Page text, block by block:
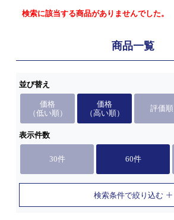
検索に該当する商品がありませんでした。
商品一覧
並び替え
価格
（低い順）
価格
（高い順）
評価順
表示件数
30件 60件
検索条件で絞り込む